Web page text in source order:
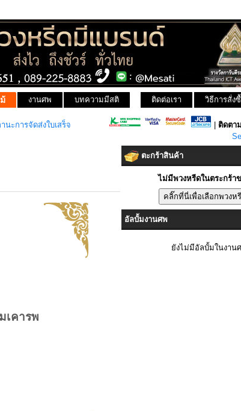
งานศพ บทความมีสติ วิธีการสั่ง
ติดต่อเรา
นะการจัดส่งใบเสร็จ
ติดตา
เคารพ
ตะกร้าสินค้า
ไม่มีพวงหรีดในตระกร้า
อัลบั้มงานศพ
ยังไม่มีอัลบั้มในงาน